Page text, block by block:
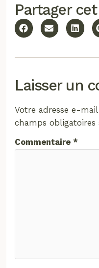
Partager
Laisser un
Votre adresse e-
champs
Commentaire*